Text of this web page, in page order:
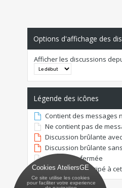
Options d'affichage des
Afficher les discussions
Légende des icônes
Contient des messages
Ne contient pas de
Discussion brûlante
Discussion brûlante
Discussion fermée
Vous avez participé à
Cookies AteliersGE
Ce site utilise les cookies
pour faciliter votre experience